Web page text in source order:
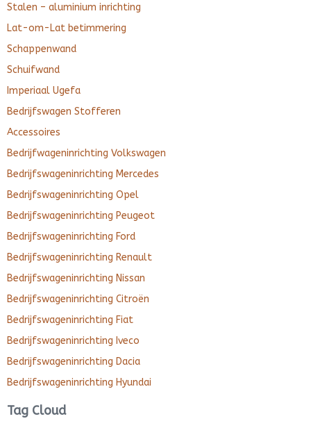
Stalen – aluminium inrichting
Lat-om-Lat betimmering
Schappenwand
Schuifwand
Imperiaal Ugefa
Bedrijfswagen Stofferen
Accessoires
Bedrijfwageninrichting Volkswagen
Bedrijfswageninrichting Mercedes
Bedrijfswageninrichting Opel
Bedrijfswageninrichting Peugeot
Bedrijfswageninrichting Ford
Bedrijfswageninrichting Renault
Bedrijfswageninrichting Nissan
Bedrijfswageninrichting Citroën
Bedrijfswageninrichting Fiat
Bedrijfswageninrichting Iveco
Bedrijfswageninrichting Dacia
Bedrijfswageninrichting Hyundai
Tag Cloud